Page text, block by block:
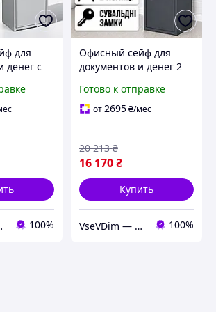
для
денег с
замок
шкаф
100%
Офисный сейф для
документов и денег 2
отделением
сувальдные замки
антрацитовый
Готово к отправке
от2695₴/мес
16 170₴
20 213 ₴
Купить
VseVDim — товари, що роблять життя простішим 100%